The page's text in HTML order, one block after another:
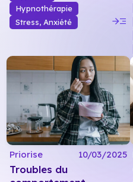
Hypnothérapie
Stress, Anxiété
read_more
Priorise 10/03/2025
Troubles du